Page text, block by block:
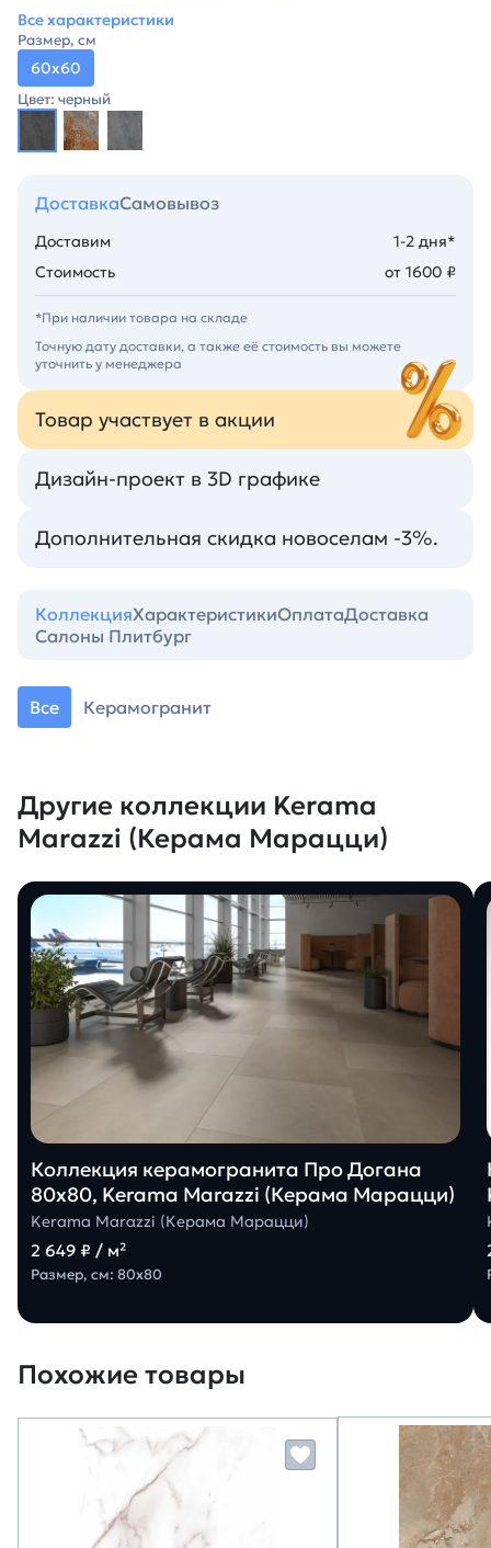
Все характеристики
Размер, см
60х60
Цвет: черный
ДоставкаСамовывоз
Доставим
1-2 дня*
Стоимость
от 1600 ₽
*При наличии товара на складе
Точную дату доставки, а также её стоимость вы можете
уточнить у менеджера
Товар участвует в акции
Дизайн-проект в 3D графике
Дополнительная скидка новоселам -3%.
КоллекцияХарактеристикиОплатаДоставка
Салоны Плитбург
Все Керамогранит
Другие коллекции Kerama
Marazzi (Керама Марацци)
Коллекция керамогранита Про Догана
80х80, Kerama Marazzi (Керама Марацци)
Kerama Marazzi (Керама Марацци)
2 649 ₽ / м²
Размер, см: 80х80
Похожие товары